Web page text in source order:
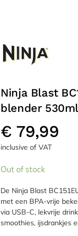
Ninja Blast
blender
€79,99
inclusive of VAT
Out of stock
De Ninja Blast
met een BPA-vrije
via USB-C, lekvrije
smoothies, ijsdrankjes